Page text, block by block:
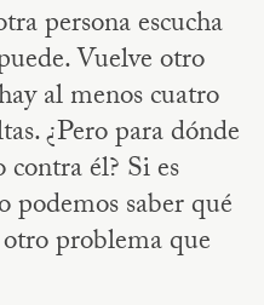
persona escucha
Vuelve otro
al menos cuatro
¿Pero para dónde
él? Si es
podemos saber qué
problema que